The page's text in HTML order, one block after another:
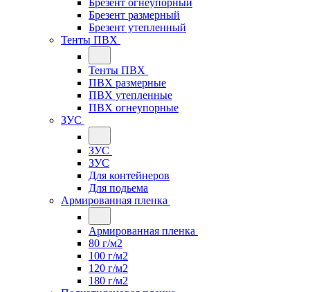
Брезент огнеупорный
Брезент размерный
Брезент утепленный
Тенты ПВХ
Тенты ПВХ
ПВХ размерные
ПВХ утепленные
ПВХ огнеупорные
ЗУС
ЗУС
ЗУС
Для контейнеров
Для подьема
Армированная пленка
Армированная пленка
80 г/м2
100 г/м2
120 г/м2
180 г/м2